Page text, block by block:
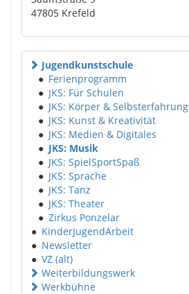
47805 Krefeld
Jugendkunstschule
● Ferienprogramm
● JKS: Für Schulen
● JKS: Körper & Selbsterfahrung
● JKS: Kunst & Kreativität
● JKS: Medien & Digitales
● JKS: Musik
● JKS: SpielSportSpaß
● JKS: Sprache
● JKS: Tanz
● JKS: Theater
● Zirkus Ponzelar
● KinderJugendArbeit
● Newsletter
● VZ (alt)
Weiterbildungswerk
Werkbühne